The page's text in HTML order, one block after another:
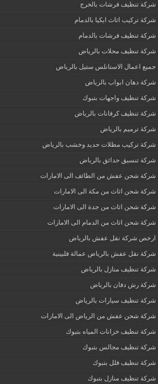
شركة تنظيف فرشات بالخرج
شركة تركيب اثاث ايكيا بالدمام
شركة تنظيف فرشات بالدمام
شركة تنظيف محلات بالرياض
جميع اعمال الاستانلس ستيل بالرياض
شركة دهان ابواب بالرياض
شركة تنظيف واجهات بتبوك
شركة تنظيف كرفانات بالرياض
شركة ترميم بالرياض
شركة تركيب مظلات حديد وخشب بالرياض
شركة تنسيق حدائق بالرياض
شركة شحن عفش من الطائف الى الامارات
شركة شحن اثاث من مكة الى الامارات
شركة شحن اثاث من جدة الى الامارات
شركة شحن اثاث من الدمام الى الامارات
ارخص شركة نقل عفش بالرياض
شركة نقل عفش بالرياض عمالة فلبينية
شركة تنظيف منازل بالرياض
شركة رش دفان بالرياض
شركة تنظيف سيارات بالرياض
شركة شحن عفش من الرياض الى الامارات
شركة تنظيف خزانات المياه بتبوك
شركة تنظيف مجالس بتبوك
شركة تنظيف فلل بتبوك
شركة تنظيف منازل بتبوك